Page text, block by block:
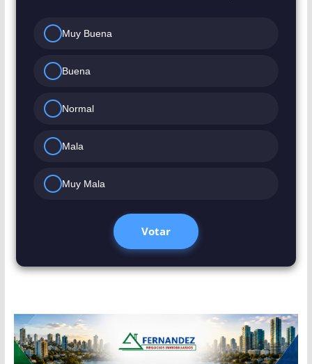
Muy Buena
Buena
Normal
Mala
Muy Mala
Votar